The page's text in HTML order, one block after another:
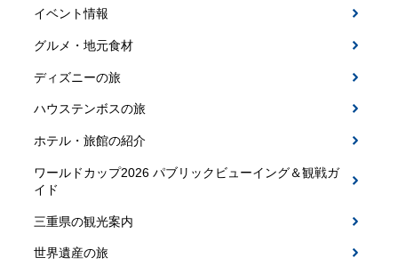
イベント情報
グルメ・地元食材
ディズニーの旅
ハウステンボスの旅
ホテル・旅館の紹介
ワールドカップ2026 パブリックビューイング＆観戦ガ
イド
三重県の観光案内
世界遺産の旅